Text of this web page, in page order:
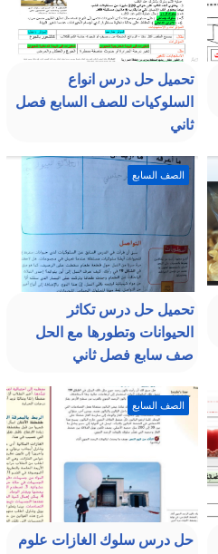
تحميل حل درس انواع
السلوكيات للصف السابع فصل
ثاني
الصف السابع
تحميل حل درس تكاثر
الحيوانات وتطورها مع الحل
صف سابع فصل ثاني
الصف السابع
حل درس سلوك الغازات علوم